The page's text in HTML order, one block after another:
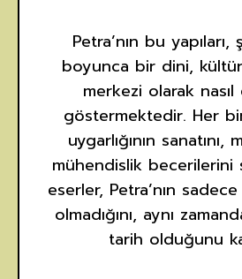
Petra’nın bu
boyunca bir dini,
merkezi olarak
göstermektedir. Her
uygarlığının sanatını,
mühendislik becerilerini
eserler, Petra’nın
olmadığını, aynı
tarih olduğunu